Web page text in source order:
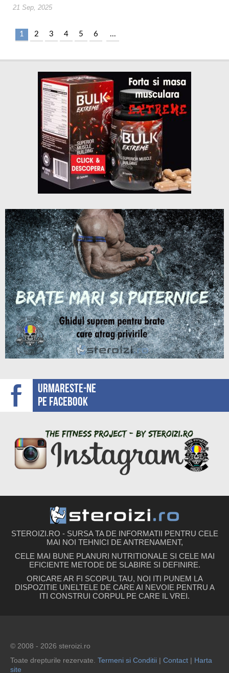
21 Sep, 2025
1 2 3 4 5 6 ...
Urmareste-ne
pe facebook
STEROIZI.RO - SURSA TA DE INFORMATII PENTRU CELE
MAI NOI TEHNICI DE ANTRENAMENT,
CELE MAI BUNE PLANURI NUTRITIONALE SI CELE MAI
EFICIENTE METODE DE SLABIRE SI DEFINIRE.
ORICARE AR FI SCOPUL TAU, NOI ITI PUNEM LA
DISPOZITIE UNELTELE DE CARE AI NEVOIE PENTRU A
ITI CONSTRUI CORPUL PE CARE IL VREI.
© 2008 - 2026 steroizi.ro
Toate drepturile rezervate. Termeni si Conditii | Contact | Harta
site